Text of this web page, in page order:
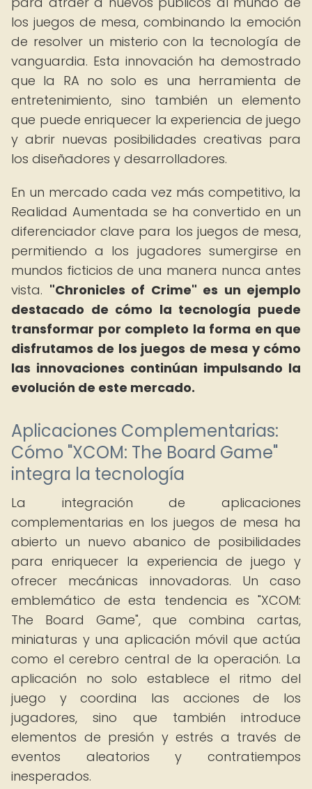
los juegos de mesa, combinando la emoción
de resolver un misterio con la tecnología de
vanguardia. Esta innovación ha demostrado
que la RA no solo es una herramienta de
entretenimiento, sino también un elemento
que puede enriquecer la experiencia de juego
y abrir nuevas posibilidades creativas para
los diseñadores y desarrolladores.
En un mercado cada vez más competitivo, la
Realidad Aumentada se ha convertido en un
diferenciador clave para los juegos de mesa,
permitiendo a los jugadores sumergirse en
mundos ficticios de una manera nunca antes
vista. "Chronicles of Crime" es un ejemplo
destacado de cómo la tecnología puede
transformar por completo la forma en que
disfrutamos de los juegos de mesa y cómo
las innovaciones continúan impulsando la
evolución de este mercado.
Aplicaciones Complementarias:
Cómo "XCOM: The Board Game"
integra la tecnología
La integración de aplicaciones
complementarias en los juegos de mesa ha
abierto un nuevo abanico de posibilidades
para enriquecer la experiencia de juego y
ofrecer mecánicas innovadoras. Un caso
emblemático de esta tendencia es "XCOM:
The Board Game", que combina cartas,
miniaturas y una aplicación móvil que actúa
como el cerebro central de la operación. La
aplicación no solo establece el ritmo del
juego y coordina las acciones de los
jugadores, sino que también introduce
elementos de presión y estrés a través de
eventos aleatorios y contratiempos
inesperados.